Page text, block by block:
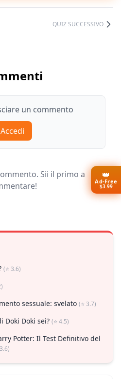
QUIZ SUCCESSIVO
un commento
Accedi
Sii il primo a
(⭐ 3.6)
sessuale: svelato (⭐ 3.7)
Doki Doki sei? (⭐ 4.5)
Potter: Il Test Definitivo del
👑
Ad-Free
$3.99